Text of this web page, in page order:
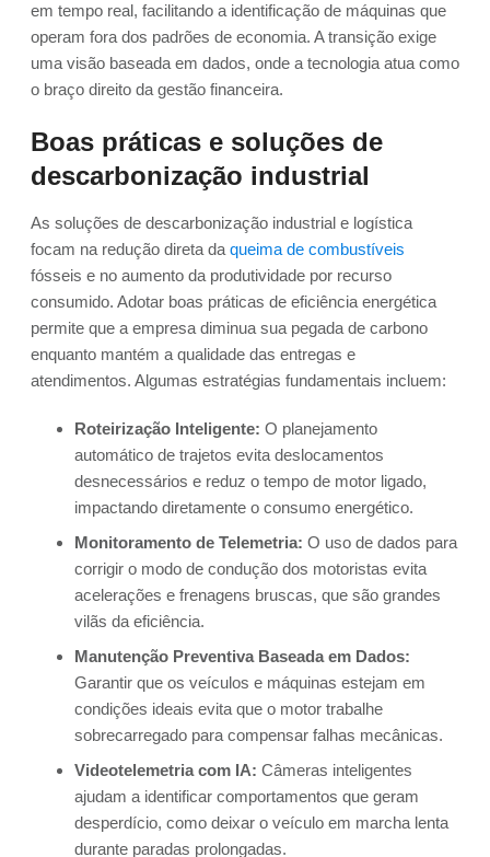
em tempo real, facilitando a identificação de máquinas que
operam fora dos padrões de economia. A transição exige
uma visão baseada em dados, onde a tecnologia atua como
o braço direito da gestão financeira.
Boas práticas e soluções de
descarbonização industrial
As soluções de descarbonização industrial e logística
focam na redução direta da queima de combustíveis
fósseis e no aumento da produtividade por recurso
consumido. Adotar boas práticas de eficiência energética
permite que a empresa diminua sua pegada de carbono
enquanto mantém a qualidade das entregas e
atendimentos. Algumas estratégias fundamentais incluem:
Roteirização Inteligente: O planejamento
automático de trajetos evita deslocamentos
desnecessários e reduz o tempo de motor ligado,
impactando diretamente o consumo energético.
Monitoramento de Telemetria: O uso de dados para
corrigir o modo de condução dos motoristas evita
acelerações e frenagens bruscas, que são grandes
vilãs da eficiência.
Manutenção Preventiva Baseada em Dados:
Garantir que os veículos e máquinas estejam em
condições ideais evita que o motor trabalhe
sobrecarregado para compensar falhas mecânicas.
Videotelemetria com IA: Câmeras inteligentes
ajudam a identificar comportamentos que geram
desperdício, como deixar o veículo em marcha lenta
durante paradas prolongadas.